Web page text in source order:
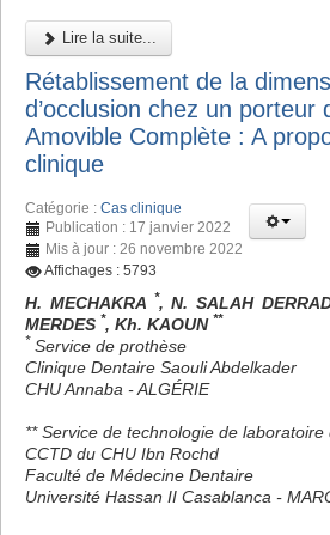
Lire la suite...
Rétablissement de la
d’occlusion chez un porteur
Amovible Complète : A
clinique
Catégorie : Cas clinique
Publication : 17 janvier 2022
Mis à jour : 26 novembre 2022
Affichages : 5793
H. MECHAKRA *, N. SALAH
MERDES *, Kh. KAOUN **
* Service de prothèse
Clinique Dentaire Saouli Abdelkader
CHU Annaba - ALGÉRIE
** Service de technologie de
CCTD du CHU Ibn Rochd
Faculté de Médecine Dentaire
Université Hassan II Casablanca -